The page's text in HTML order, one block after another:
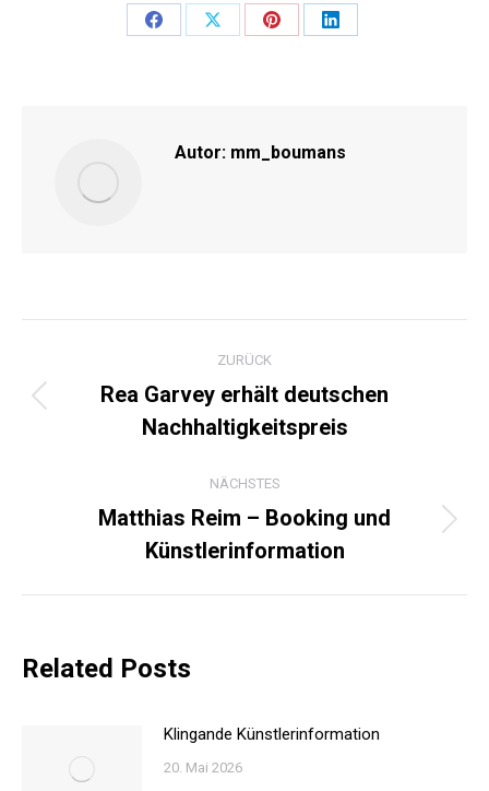
Share
Share
Share
Share
Autor: mm_boumans
ZURÜCK
Vorheriger
Beitrag:
Rea Garvey erhält deutschen
Nachhaltigkeitspreis
NÄCHSTES
Nächster
Beitrag:
Matthias Reim – Booking und
Künstlerinformation
Related Posts
Klingande Künstlerinformation
20. Mai 2026